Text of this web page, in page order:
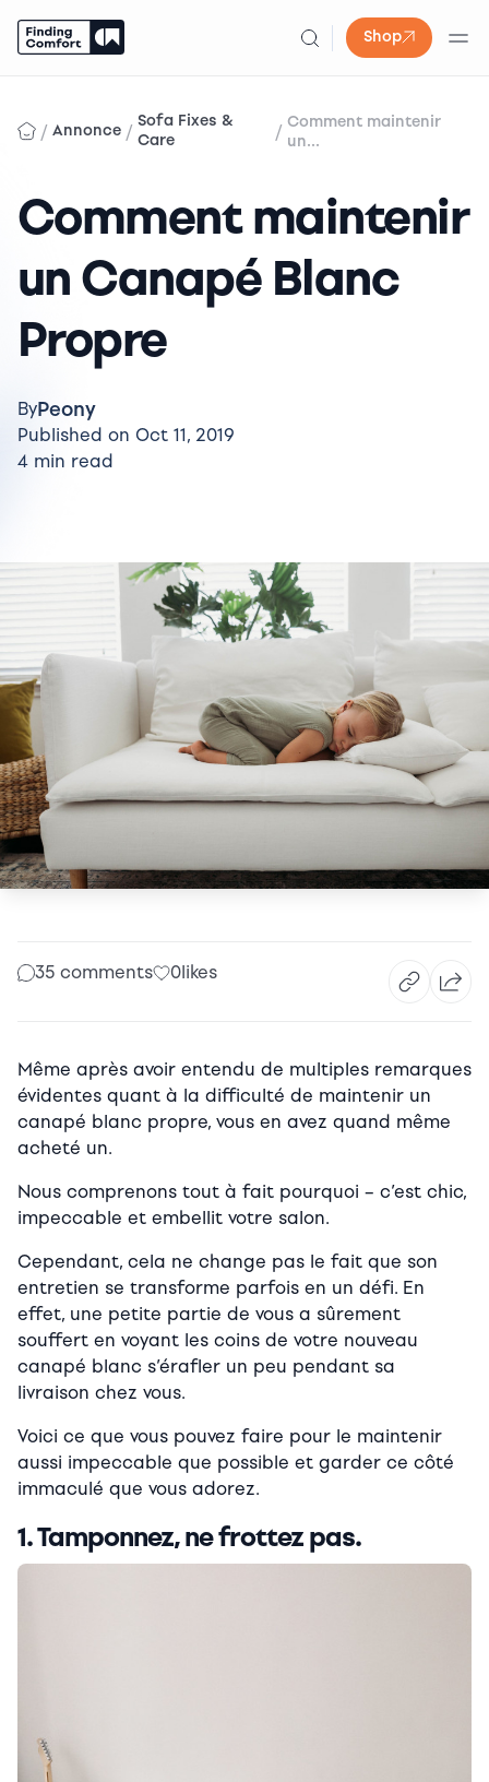
Shop
content
/ Annonce / Sofa Fixes &
Care
/ Comment maintenir
un...
Comment maintenir
un Canapé Blanc
Propre
ByPeony
Published on Oct 11, 2019
4 min read
35 comments 0likes
Même après avoir entendu de multiples remarques
évidentes quant à la difficulté de maintenir un
canapé blanc propre, vous en avez quand même
acheté un.
Nous comprenons tout à fait pourquoi – c’est chic,
impeccable et embellit votre salon.
Cependant, cela ne change pas le fait que son
entretien se transforme parfois en un défi. En
effet, une petite partie de vous a sûrement
souffert en voyant les coins de votre nouveau
canapé blanc s’érafler un peu pendant sa
livraison chez vous.
Voici ce que vous pouvez faire pour le maintenir
aussi impeccable que possible et garder ce côté
immaculé que vous adorez.
1. Tamponnez, ne frottez pas.